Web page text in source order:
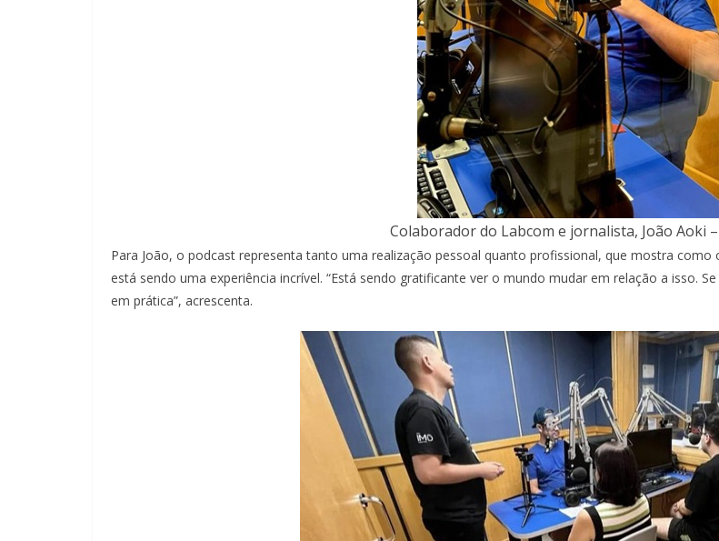
Colaborador do Labcom e jornalista, João Aoki
Para João, o podcast representa tanto uma realização pessoal quanto profissional, que mostra
está sendo uma experiência incrível. “Está sendo gratificante ver o mundo mudar em relação a isso.
em prática”, acrescenta.